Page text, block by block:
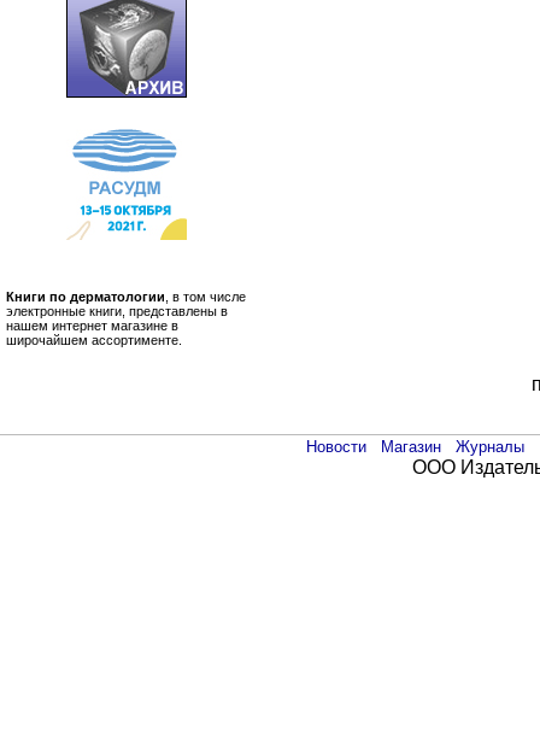
Книги по дерматологии , в том числе
электронные книги, представлены в
нашем интернет магазине в
широчайшем ассортименте.
Новости Магазин Журналы
ООО